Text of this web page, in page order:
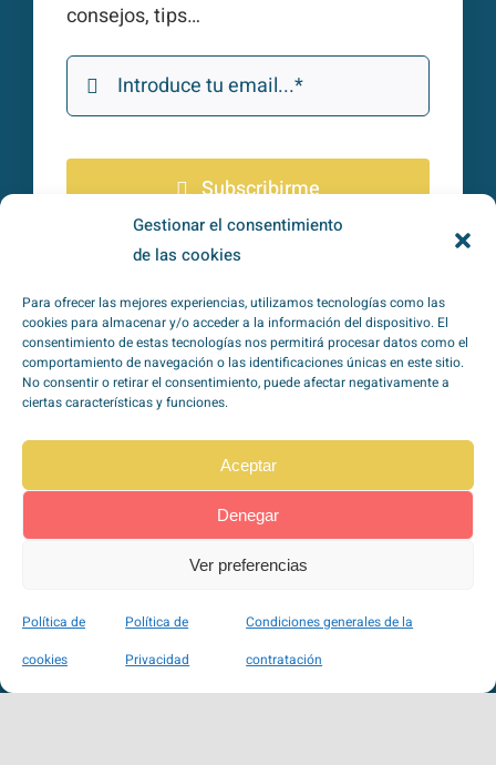
Gestionar el consentimiento
de las cookies
Para ofrecer las mejores experiencias, utilizamos tecnologías como las
cookies para almacenar y/o acceder a la información del dispositivo. El
consentimiento de estas tecnologías nos permitirá procesar datos como el
comportamiento de navegación o las identificaciones únicas en este sitio.
No consentir o retirar el consentimiento, puede afectar negativamente a
ciertas características y funciones.
Aceptar
Denegar
Ver preferencias
Política de
cookies
Política de
Privacidad
Condiciones generales de la
contratación
consejos, tips…
Subscribirme
privacidad*
TipoZeroDiabetes enRedes Sociales